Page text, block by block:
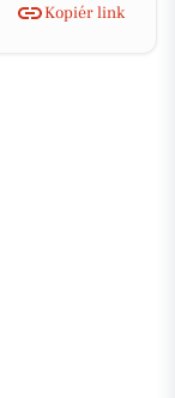
Kopiér link